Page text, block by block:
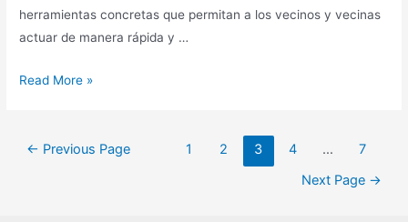
herramientas concretas que permitan a los vecinos y vecinas
actuar de manera rápida y …
Read More »
← Previous Page 1 2 3 4 …
7
Next Page →